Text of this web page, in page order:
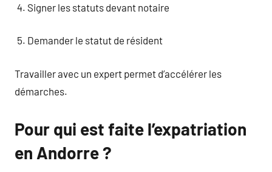
Signer les statuts devant notaire
Demander le statut de résident
Travailler avec un expert permet d’accélérer les
démarches.
Pour qui est faite l’expatriation
en Andorre ?